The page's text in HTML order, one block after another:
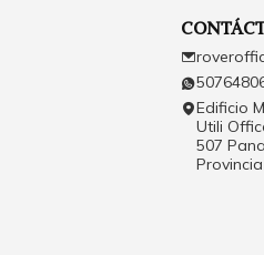
Edificio
Utili
507